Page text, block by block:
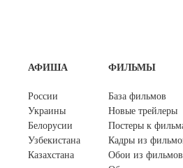
АФИША
России
Украины
Белорусии
Узбекистана
Казахстана
ФИЛЬМЫ
База фильмов
Новые трейлеры
Постеры к
Кадры из
Обои из фильмов